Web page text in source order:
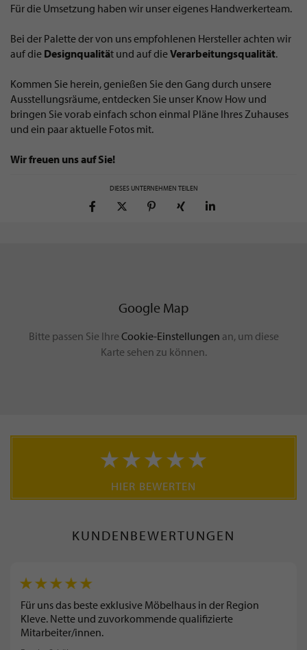
Für die Umsetzung haben wir unser eigenes Handwerkerteam.
Bei der Palette der von uns empfohlenen Hersteller achten wir
auf die Designqualität und auf dieVerarbeitungsqualität.
Kommen Sie herein, genießen Sie den Gang durch unsere
Ausstellungsräume, entdecken Sie unser Know How und
bringen Sie vorab einfach schon einmal Pläne Ihres Zuhauses
und ein paar aktuelle Fotos mit.
Wir freuen uns auf Sie!
DIESES UNTERNEHMEN TEILEN
Google Map
Bitte passen Sie Ihre Cookie-Einstellungen an, um diese
Karte sehen zu können.
HIER BEWERTEN
KUNDENBEWERTUNGEN
Für uns das beste exklusive Möbelhaus in der Region
Kleve. Nette und zuvorkommende qualifizierte
Mitarbeiter/innen.